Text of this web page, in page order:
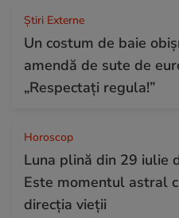
Știri Externe
Un costum de baie
amendă de sute de
„Respectați regula!”
Horoscop
Luna plină din 29 iulie
Este momentul astral
direcția vieții